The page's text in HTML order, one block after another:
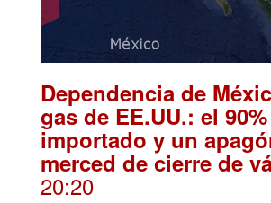
Dependencia de
gas de EE.UU.: el 90%
importado y un
merced de cierre de
20:20